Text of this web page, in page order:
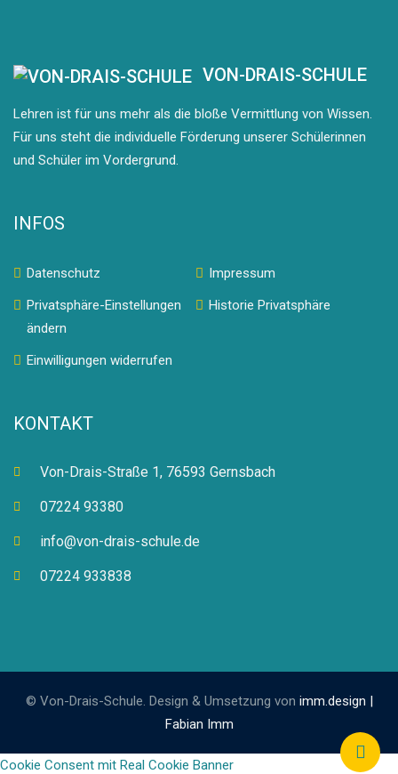
VON-DRAIS-SCHULE
Lehren ist für uns mehr als die bloße Vermittlung von Wissen.
Für uns steht die individuelle Förderung unserer Schülerinnen
und Schüler im Vordergrund.
INFOS
Datenschutz
Impressum
Privatsphäre-Einstellungen
ändern
Historie Privatsphäre
Einwilligungen widerrufen
KONTAKT
Von-Drais-Straße 1, 76593 Gernsbach
07224 93380
info@von-drais-schule.de
07224 933838
© Von-Drais-Schule. Design & Umsetzung von imm.design |
Fabian Imm
Cookie Consent mit Real Cookie Banner